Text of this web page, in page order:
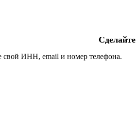
Сделайте
свой ИНН, email и номер телефона.